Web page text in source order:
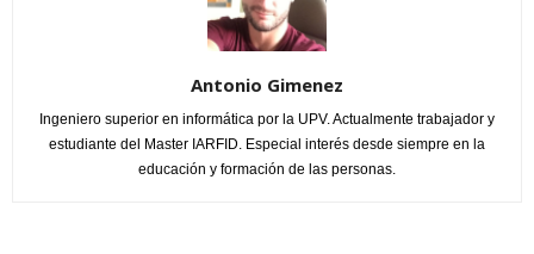
Antonio Gimenez
Ingeniero superior en informática por la UPV. Actualmente trabajador y
estudiante del Master IARFID. Especial interés desde siempre en la
educación y formación de las personas.